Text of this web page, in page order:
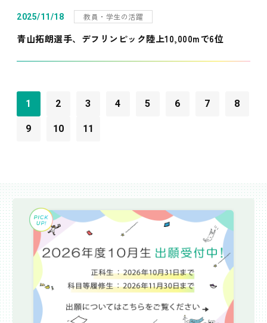
2025/11/18 教員・学生の活躍
青山拓朗選手、デフリンピック陸上10,000mで6位
1 2 3 4 5 6 7 8
9 10 11